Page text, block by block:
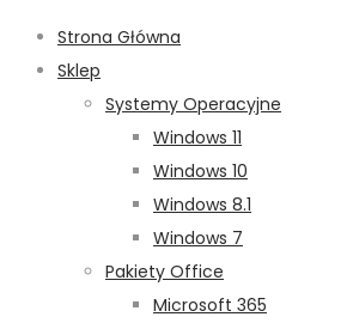
Strona Główna
Sklep
Systemy Operacyjne
Windows 11
Windows 10
Windows 8.1
Windows 7
Pakiety Office
Microsoft 365